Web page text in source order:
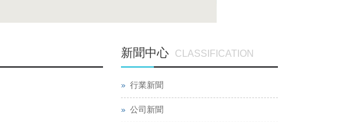
新聞中心 CLASSIFICATION
行業新聞
公司新聞